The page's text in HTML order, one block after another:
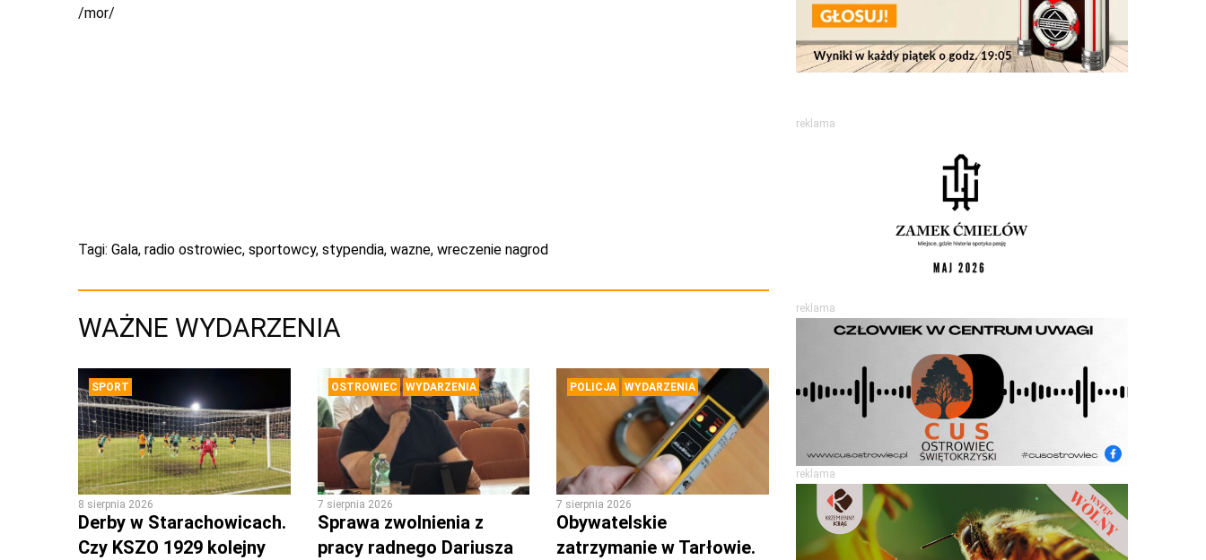
/mor/
Tagi: Gala, radio ostrowiec, sportowcy, stypendia, wazne, wreczenie nagrod
WAŻNE WYDARZENIA
SPORT
8 sierpnia 2026
Derby w Starachowicach.
Czy KSZO 1929 kolejny
OSTROWIEC WYDARZENIA
7 sierpnia 2026
Sprawa zwolnienia z
pracy radnego Dariusza
POLICJA WYDARZENIA
7 sierpnia 2026
Obywatelskie
zatrzymanie w Tarłowie.
reklama
reklama
reklama